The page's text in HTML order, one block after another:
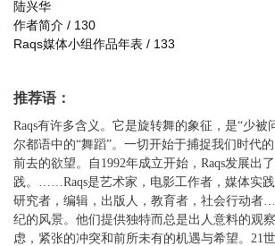
陆兴华
作者简介 / 130
Raqs媒体小组作品年表 / 133
推荐语：
Raqs有许多含义。它是旋转舞的象征，是“少
尔都语中的“舞蹈”。一切开始于捕捉我们时代
前去的欲望。自1992年成立开始，Raqs发展出
践。……Raqs是艺术家，电影工作者，媒体实
研究者，编辑，出版人，教育者，社会行动者
纪的风景。他们提供独特而总是出人意料的观
虑，紧张的冲突和前所未有的机遇与希望。21